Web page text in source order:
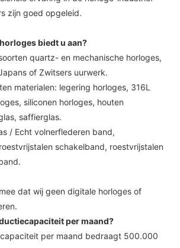
zijn goed opgeleid.
biedt u aan?
quartz- en mechanische horloges,
of Zwitsers uurwerk.
materialen: legering horloges, 316L
siliconen horloges, houten
saffierglas.
/ Echt volnerflederen band,
schakelband, roestvrijstalen
dat wij geen digitale horloges of
per maand?
per maand bedraagt ​​500.000